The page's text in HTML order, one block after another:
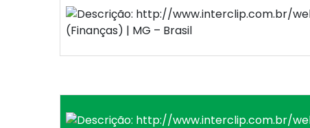
(Finanças) | MG – Brasil